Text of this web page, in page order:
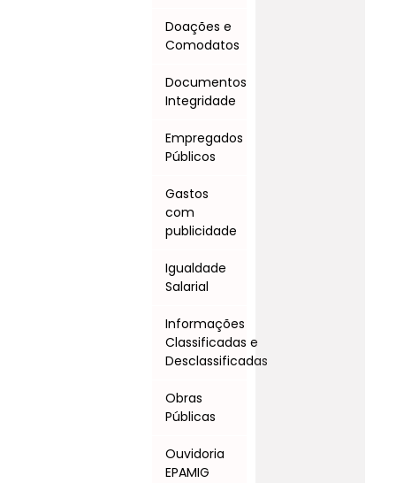
Doações e
Comodatos
Documentos
Integridade
Empregados
Públicos
Gastos
com
publicidade
Igualdade
Salarial
Informações
Classificadas e
Desclassificadas
Obras
Públicas
Ouvidoria
EPAMIG